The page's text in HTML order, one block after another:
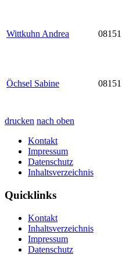
Wittkuhn Andrea
Öchsel Sabine
drucken nach oben
Kontakt
Impressum
Datenschutz
Inhaltsverzeichnis
Quicklinks
Kontakt
Inhaltsverzeichnis
Impressum
Datenschutz